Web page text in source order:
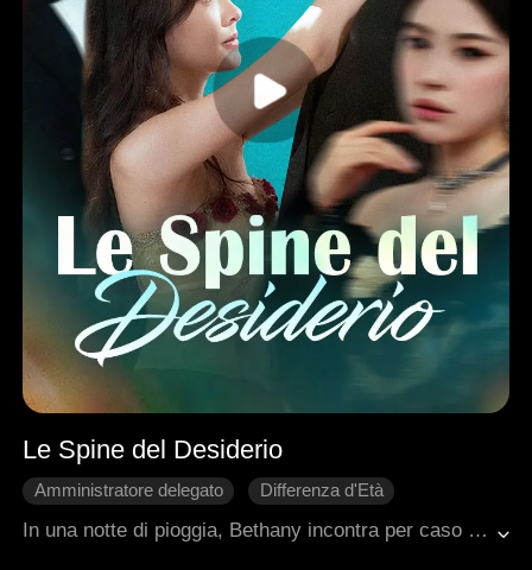
Le Spine del Desiderio
Amministratore delegato
Differenza d'Età
Ambientazione urbana moderna
In una notte di pioggia, Bethany incontra per caso Matthew, l'enigmatico capo di una potente famiglia criminale. Da quell'istante, lui la sceglie.Freddo con il mondo, ma bruciante nel desiderio per lei, Matthew inizia a corteggiarla con una determinazione che nessuno osa contrastare.Nonostante il pericolo, Bethany sente il proprio cuore cedere. E mentre si avvicina a lui, scopre che a volte… è proprio nel buio che nasce l'amore più intenso.